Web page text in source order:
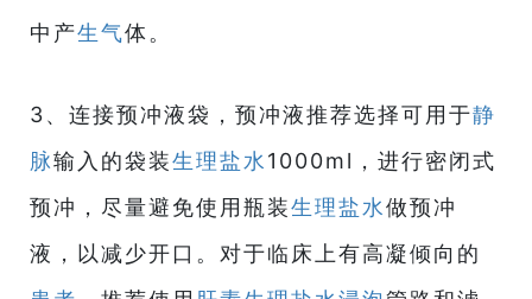
中产生气体。
3、连接预冲液袋，预冲液推荐选择可用于静
脉输入的袋装生理盐水1000ml，进行密闭式
预冲，尽量避免使用瓶装生理盐水做预冲
液，以减少开口。对于临床上有高凝倾向的